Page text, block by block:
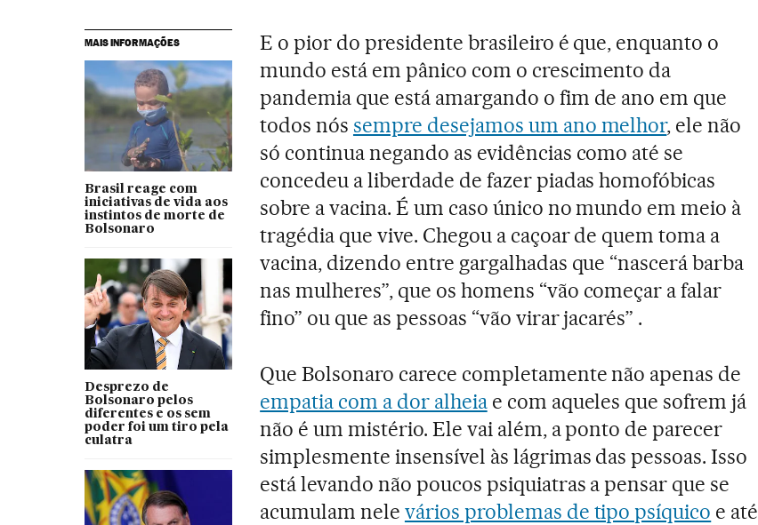
MAIS INFORMAÇÕES
Brasil reage com
iniciativas de vida aos
instintos de morte de
Bolsonaro
Desprezo de
Bolsonaro pelos
diferentes e os sem
poder foi um tiro pela
culatra
E o pior do presidente brasileiro é que, enquanto o
mundo está em pânico com o crescimento da
pandemia que está amargando o fim de ano em que
todos nós sempre desejamos um ano melhor, ele não
só continua negando as evidências como até se
concedeu a liberdade de fazer piadas homofóbicas
sobre a vacina. É um caso único no mundo em meio à
tragédia que vive. Chegou a caçoar de quem toma a
vacina, dizendo entre gargalhadas que “nascerá barba
nas mulheres”, que os homens “vão começar a falar
fino” ou que as pessoas “vão virar jacarés” .
Que Bolsonaro carece completamente não apenas de
empatia com a dor alheiae com aqueles que sofrem já
não é um mistério. Ele vai além, a ponto de parecer
simplesmente insensível às lágrimas das pessoas. Isso
está levando não poucos psiquiatras a pensar que se
acumulam nele vários problemas de tipo psíquico e até